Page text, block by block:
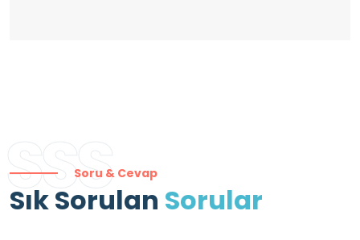
SSSSoru & Cevap
Sık Sorulan Sorular